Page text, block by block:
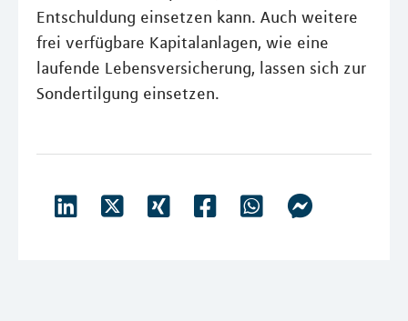
Entschuldung einsetzen kann. Auch weitere
frei verfügbare Kapitalanlagen, wie eine
laufende Lebensversicherung, lassen sich zur
Sondertilgung einsetzen.